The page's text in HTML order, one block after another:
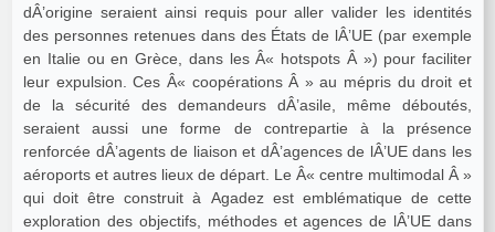
dÂ’origine seraient ainsi requis pour aller valider les identités
des personnes retenues dans des États de lÂ’UE (par exemple
en Italie ou en Grèce, dans les Â« hotspots Â ») pour faciliter
leur expulsion. Ces Â« coopérations Â » au mépris du droit et
de la sécurité des demandeurs dÂ’asile, même déboutés,
seraient aussi une forme de contrepartie à la présence
renforcée dÂ’agents de liaison et dÂ’agences de lÂ’UE dans les
aéroports et autres lieux de départ. Le Â« centre multimodal Â »
qui doit être construit à Agadez est emblématique de cette
exploration des objectifs, méthodes et agences de lÂ’UE dans